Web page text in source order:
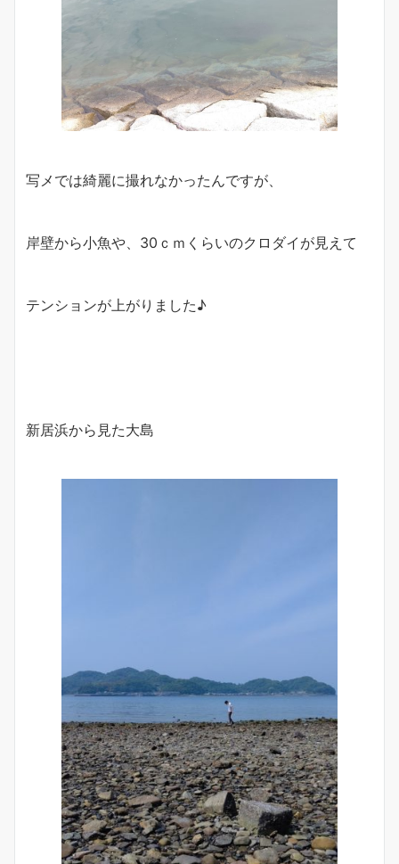
写メでは綺麗に撮れなかったんですが、
岸壁から小魚や、30ｃｍくらいのクロダイが見えて
テンションが上がりました♪
新居浜から見た大島